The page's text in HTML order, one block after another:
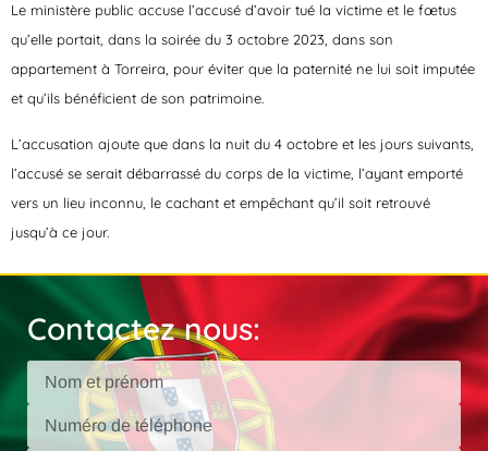
Le ministère public accuse l’accusé d’avoir tué la victime et le fœtus
qu’elle portait, dans la soirée du 3 octobre 2023, dans son
appartement à Torreira, pour éviter que la paternité ne lui soit imputée
et qu’ils bénéficient de son patrimoine.
L’accusation ajoute que dans la nuit du 4 octobre et les jours suivants,
l’accusé se serait débarrassé du corps de la victime, l’ayant emporté
vers un lieu inconnu, le cachant et empêchant qu’il soit retrouvé
jusqu’à ce jour.
Contactez nous: